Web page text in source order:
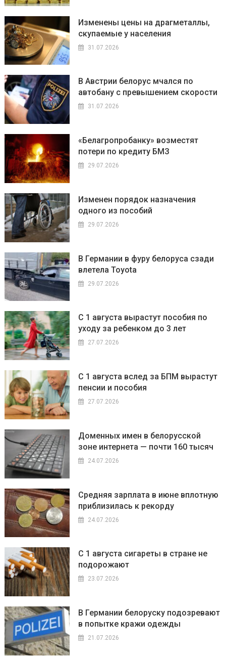
Изменены цены на драгметаллы,
скупаемые у населения
31.07.2026
В Австрии белорус мчался по
автобану с превышением скорости
31.07.2026
«Белагропробанку» возместят
потери по кредиту БМЗ
29.07.2026
Изменен порядок назначения
одного из пособий
29.07.2026
В Германии в фуру белоруса сзади
влетела Toyota
29.07.2026
С 1 августа вырастут пособия по
уходу за ребенком до 3 лет
27.07.2026
С 1 августа вслед за БПМ вырастут
пенсии и пособия
27.07.2026
Доменных имен в белорусской
зоне интернета — почти 160 тысяч
24.07.2026
Средняя зарплата в июне вплотную
приблизилась к рекорду
24.07.2026
С 1 августа сигареты в стране не
подорожают
23.07.2026
В Германии белоруску подозревают
в попытке кражи одежды
21.07.2026